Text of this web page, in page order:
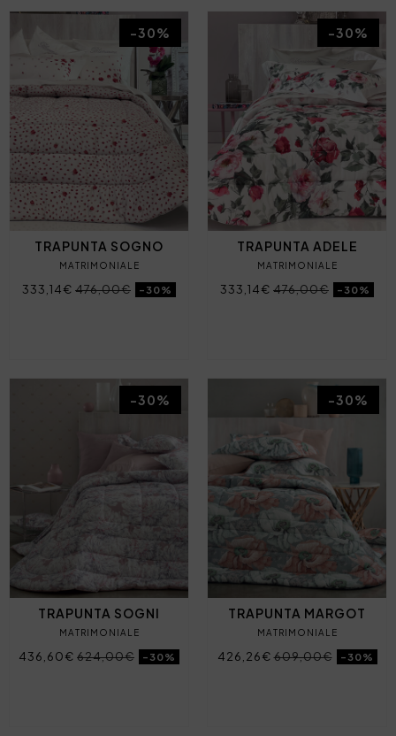
TRAPUNTA SOGNO
MATRIMONIALE
333,14€ 476,00€ -30%
-30%
TRAPUNTA ADELE
MATRIMONIALE
333,14€ 476,00€ -30%
-30%
TRAPUNTA SOGNI
MATRIMONIALE
436,60€ 624,00€ -30%
-30%
TRAPUNTA MARGOT
MATRIMONIALE
426,26€609,00€ -30%
-30%